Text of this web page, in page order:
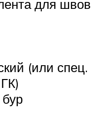
для швов
(или спец.